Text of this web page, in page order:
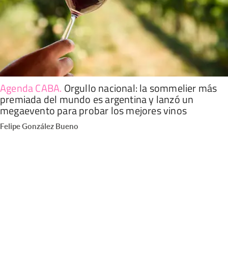
Agenda CABA. Orgullo nacional: la sommelier más
premiada del mundo es argentina y lanzó un
megaevento para probar los mejores vinos
Felipe González Bueno